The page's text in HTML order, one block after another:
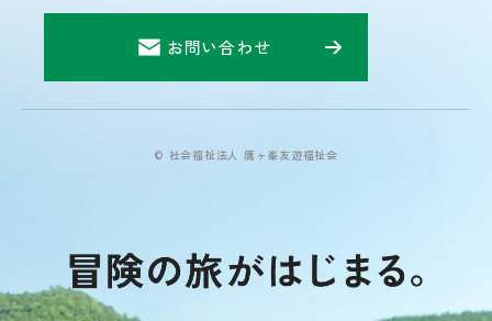
お問い合わせ
© 社会福祉法人 鷹ヶ峯友遊福祉会